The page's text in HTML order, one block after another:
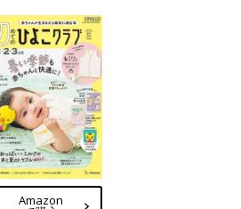
Amazon